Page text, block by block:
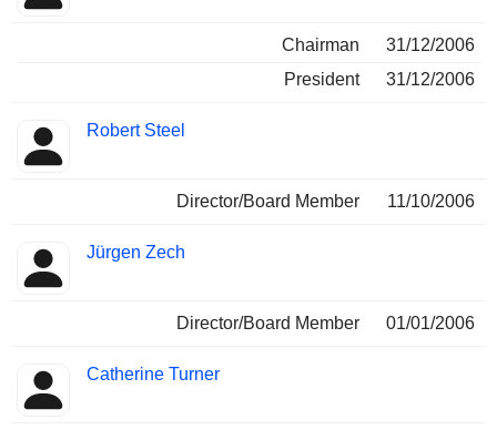
Chairman
31/12/2006
President
31/12/2006
Robert Steel
Director/Board Member 11/10/2006
Jürgen Zech
Director/Board Member 01/01/2006
Catherine Turner